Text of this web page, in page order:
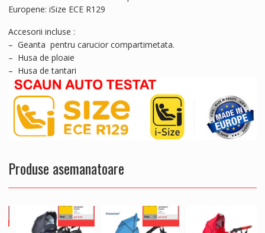
Europene: iSize ECE R129
Accesorii incluse :
– Geanta pentru carucior compartimetata.
– Husa de ploaie
– Husa de tantari
Produse asemanatoare